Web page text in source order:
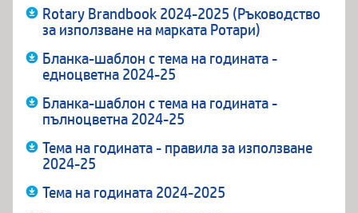
Rotary Brandbook 2024-2025 (Ръководство
за използване на марката Ротари)
Бланка-шаблон с тема на годината -
едноцветна 2024-25
Бланка-шаблон с тема на годината -
пълноцветна 2024-25
Тема на годината - правила за използване
2024-25
Тема на годината 2024-2025